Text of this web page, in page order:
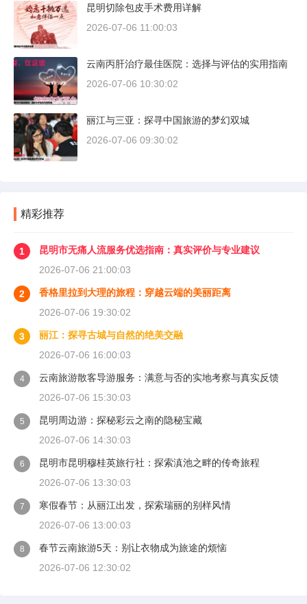
昆明切除包皮手术费用详解
2026-07-06 11:00:03
云南丙肝治疗最佳医院：选择与评估的实用指南
2026-07-06 10:30:02
丽江与三亚：探寻中国旅游的梦幻双城
2026-07-06 09:30:02
精彩推荐
1
昆明市无痛人流服务优选指南：真实评价与专业建议
2026-07-06 21:00:03
2
香格里拉到大理的旅程：穿越云端的美丽距离
2026-07-06 19:30:02
3
丽江：探寻古城与自然的绝美交融
2026-07-06 16:00:03
4
云南旅游散客导游服务：满意与否的实地考察与真实反馈
2026-07-06 15:30:03
5
昆明周边游：探秘彩云之南的隐秘宝藏
2026-07-06 14:30:03
6
昆明市昆明穆桂英旅行社：探索滇池之畔的传奇旅程
2026-07-06 13:30:03
7
寒假春节：从丽江出发，探索瑞丽的别样风情
2026-07-06 13:00:03
8
春节云南旅游5天：别让衣物成为旅途的烦恼
2026-07-06 12:30:02